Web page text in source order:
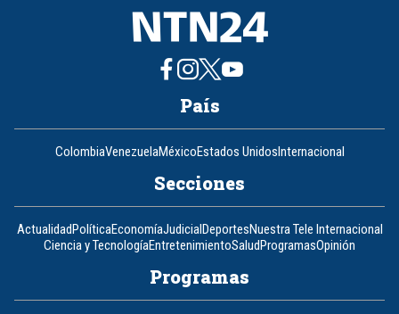
País
ColombiaVenezuelaMéxicoEstados UnidosInternacional
Secciones
ActualidadPolíticaEconomíaJudicialDeportesNuestra Tele Internacional
Ciencia y TecnologíaEntretenimientoSaludProgramasOpinión
Programas